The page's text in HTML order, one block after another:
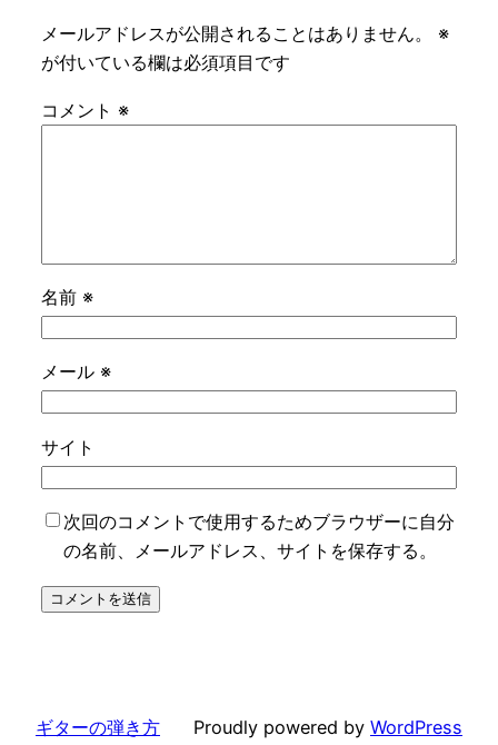
メールアドレスが公開されることはありません。
※
が付いている欄は必須項目です
コメント ※
名前 ※
メール ※
サイト
次回のコメントで使用するためブラウザーに自分
の名前、メールアドレス、サイトを保存する。
ギターの弾き方 Proudly powered by WordPress